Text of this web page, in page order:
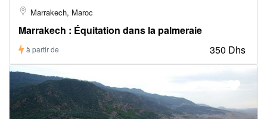
Marrakech, Maroc
Marrakech : Équitation dans la palmeraie
à partir de 350 Dhs